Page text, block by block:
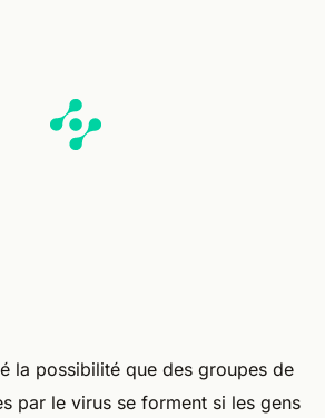
la possibilité que des groupes de
par le virus se forment si les gens